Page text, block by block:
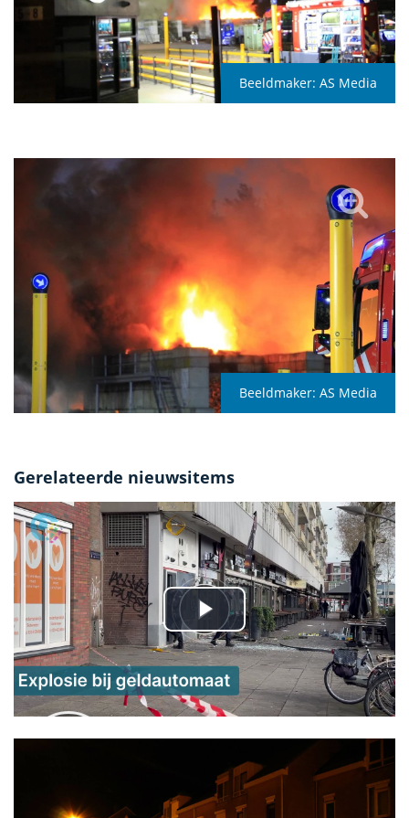
Beeldmaker: AS Media
Beeldmaker: AS Media
Gerelateerde nieuwsitems